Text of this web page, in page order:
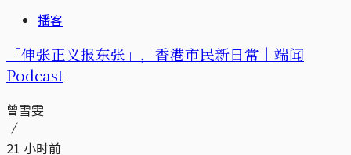
播客
「伸张正义报东张」，香港市民新日常｜端闻
Podcast
曾雪雯
21 小时前